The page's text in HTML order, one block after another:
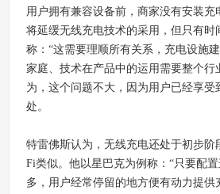
用户拥有兼容设备前，商家没有安装充
将延缓无线充电技术的采用，但只有时
称：“这需要理顺所有关系，充电设施
家庭、技术在产品中的运用需要整个行
为，这个问题不大，因为用户已经享
处。
特雷佛斯认为，无线充电还处于初步阶
Fi类似。他以星巴克为例称：“只要配
多，用户经常停留的地方便有动力提